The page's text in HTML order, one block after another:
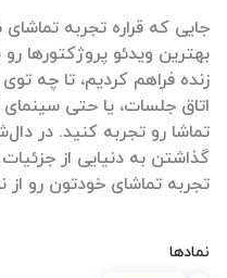
جایی که قراره تجربه
بهترین ویدئو پروژکتورها
زنده فراهم کردیم، تا چه
اتاق جلسات، یا حتی
تماشا رو تجربه کنید. در
گذاشتن به دنیایی از
تجربه تماشای خودتون رو از
نمادها